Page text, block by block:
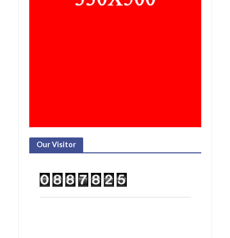
Our Visitor